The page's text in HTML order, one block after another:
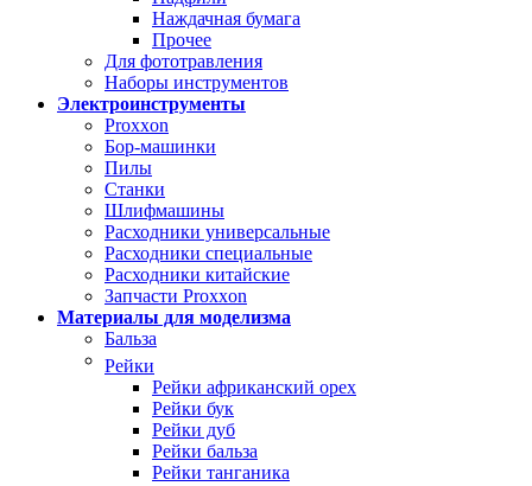
Наждачная бумага
Прочее
Для фототравления
Наборы инструментов
Электроинструменты
Proxxon
Бор-машинки
Пилы
Станки
Шлифмашины
Расходники универсальные
Расходники специальные
Расходники китайские
Запчасти Proxxon
Материалы для моделизма
Бальза
Рейки
Рейки африканский орех
Рейки бук
Рейки дуб
Рейки бальза
Рейки танганика